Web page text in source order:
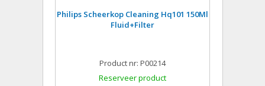
Philips Scheerkop Cleaning Hq101 150Ml
Fluid+Filter
Product nr: P00214
Reserveer product